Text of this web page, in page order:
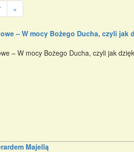
»
– W mocy Bożego Ducha, czyli
– W mocy Bożego Ducha, czyli jak
Majellą